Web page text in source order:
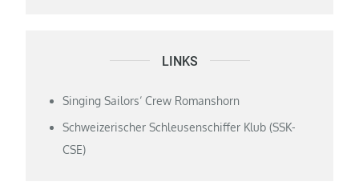
LINKS
Singing Sailors‘ Crew Romanshorn
Schweizerischer Schleusenschiffer Klub (SSK-
CSE)